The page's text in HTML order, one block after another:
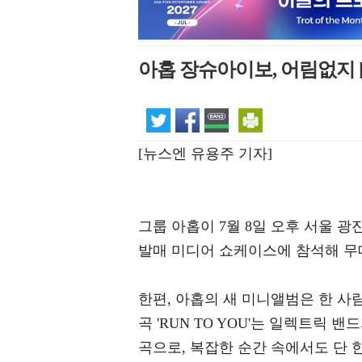
아홉 장슈아이보, 어림없
[뉴스엔 유용주 기자]
그룹 아홉이 7월 8일 오후 서울 광
발매 미디어 쇼케이스에 참석해
한편, 아홉의 새 미니앨범은 한 사
곡 'RUN TO YOU'는 일렉트릭 밴
곡으로, 복잡한 순간 속에서도 단